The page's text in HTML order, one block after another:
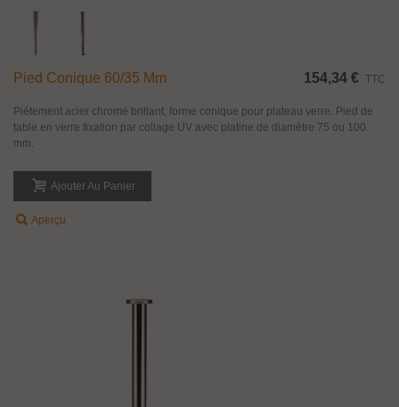
Pied Conique 60/35 Mm 154,34 € TTC
Piétement acier chromé brillant, forme conique pour plateau verre. Pied de
table en verre fixation par collage UV avec platine de diamètre 75 ou 100
mm.
Ajouter Au Panier
Aperçu